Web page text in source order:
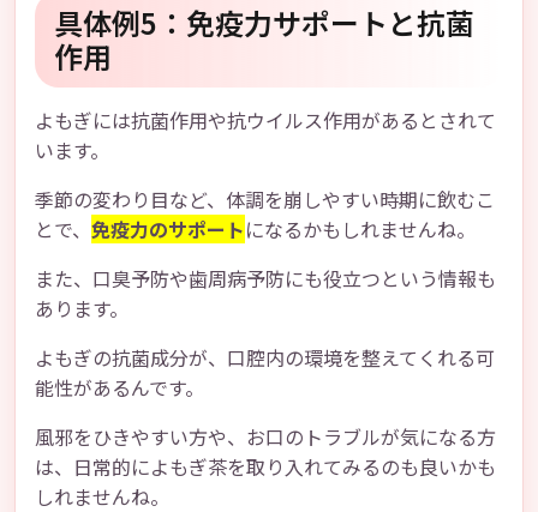
具体例5：免疫力サポートと抗菌
作用
よもぎには抗菌作用や抗ウイルス作用があるとされて
います。
季節の変わり目など、体調を崩しやすい時期に飲むこ
とで、 免疫力のサポートになるかもしれませんね。
また、口臭予防や歯周病予防にも役立つという情報も
あります。
よもぎの抗菌成分が、口腔内の環境を整えてくれる可
能性があるんです。
風邪をひきやすい方や、お口のトラブルが気になる方
は、日常的によもぎ茶を取り入れてみるのも良いかも
しれませんね。